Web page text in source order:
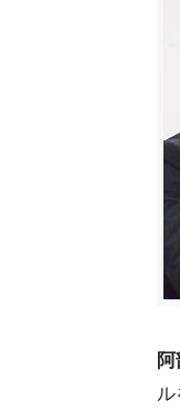
ル